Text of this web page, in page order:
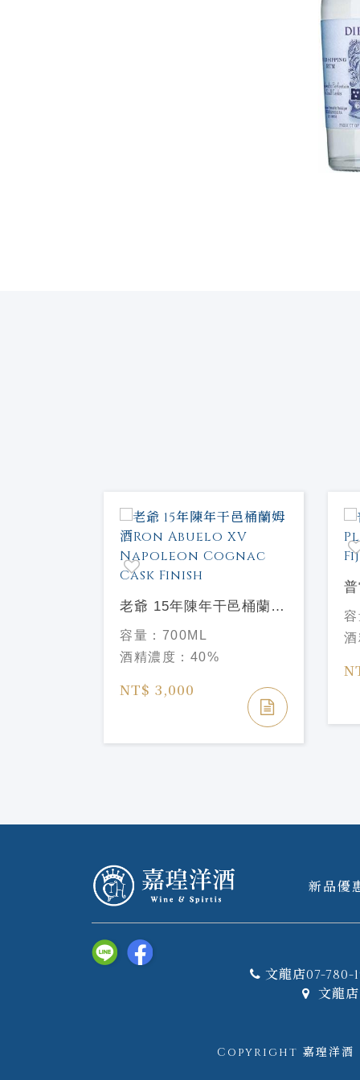
老爺 15年陳年干邑桶蘭姆
酒Ron Abuelo XV
Napoleon Cognac Cask
Finish
容量： 700ML
酒精濃度： 40%
NT$ 3,000
新品優
文龍店07-780-
文龍
Copyright 嘉瑝洋